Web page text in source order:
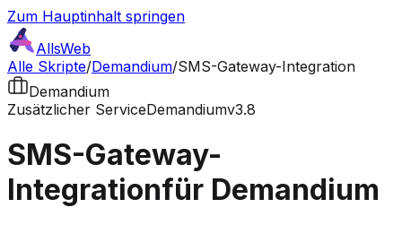
Zum Hauptinhalt springen
AllsWeb
Alle Skripte/Demandium/SMS-Gateway-Integration
Demandium
Zusätzlicher ServiceDemandiumv3.8
SMS-Gateway-
Integrationfür Demandium